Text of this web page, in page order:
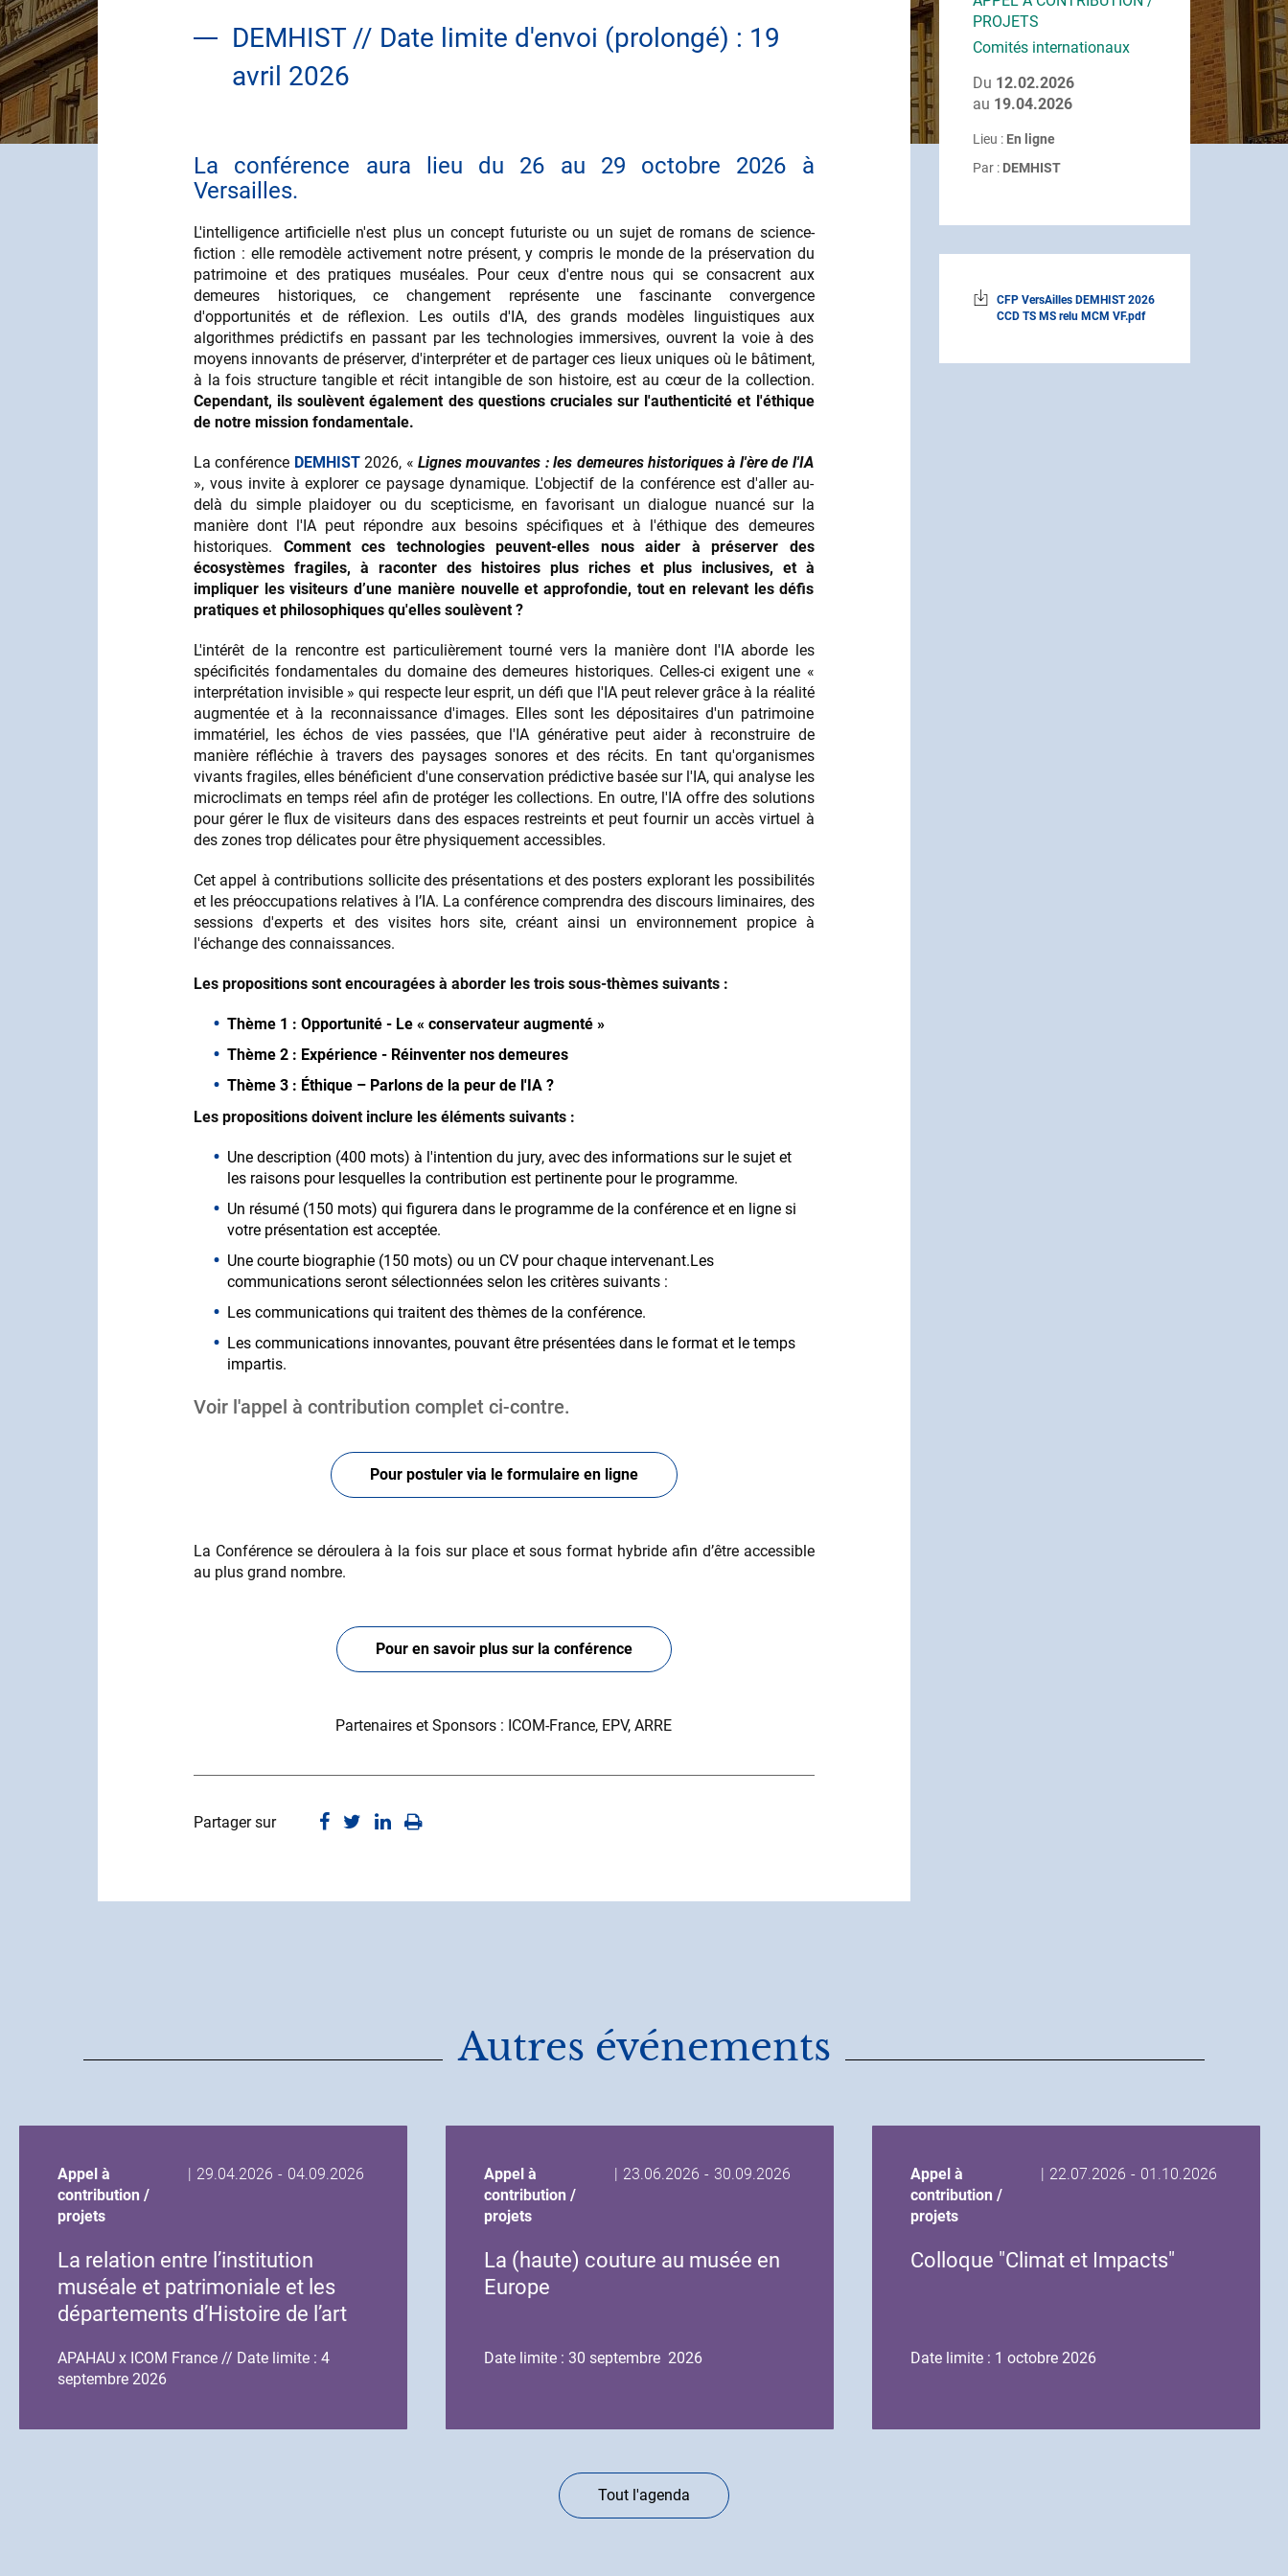
DEMHIST // Date limite d'envoi (prolongé) : 19
avril 2026
Contenu
La conférence aura lieu du 26 au 29 octobre 2026 à
Versailles.
L'intelligence artificielle n'est plus un concept futuriste ou un sujet de romans de science-
fiction : elle remodèle activement notre présent, y compris le monde de la préservation du
patrimoine et des pratiques muséales. Pour ceux d'entre nous qui se consacrent aux
demeures historiques, ce changement représente une fascinante convergence
d'opportunités et de réflexion. Les outils d'IA, des grands modèles linguistiques aux
algorithmes prédictifs en passant par les technologies immersives, ouvrent la voie à des
moyens innovants de préserver, d'interpréter et de partager ces lieux uniques où le bâtiment,
à la fois structure tangible et récit intangible de son histoire, est au cœur de la collection.
Cependant, ils soulèvent également des questions cruciales sur l'authenticité et l'éthique
de notre mission fondamentale.
La conférence DEMHIST2026, « Lignes mouvantes : les demeures historiques à l'ère de l'IA
», vous invite à explorer ce paysage dynamique. L'objectif de la conférence est d'aller au-
delà du simple plaidoyer ou du scepticisme, en favorisant un dialogue nuancé sur la
manière dont l'IA peut répondre aux besoins spécifiques et à l'éthique des demeures
historiques. Comment ces technologies peuvent-elles nous aider à préserver des
écosystèmes fragiles, à raconter des histoires plus riches et plus inclusives, et à
impliquer les visiteurs d’une manière nouvelle et approfondie, tout en relevant les défis
pratiques et philosophiques qu'elles soulèvent ?
L'intérêt de la rencontre est particulièrement tourné vers la manière dont l'IA aborde les
spécificités fondamentales du domaine des demeures historiques. Celles-ci exigent une «
interprétation invisible » qui respecte leur esprit, un défi que l'IA peut relever grâce à la réalité
augmentée et à la reconnaissance d'images. Elles sont les dépositaires d'un patrimoine
immatériel, les échos de vies passées, que l'IA générative peut aider à reconstruire de
manière réfléchie à travers des paysages sonores et des récits. En tant qu'organismes
vivants fragiles, elles bénéficient d'une conservation prédictive basée sur l'IA, qui analyse les
microclimats en temps réel afin de protéger les collections. En outre, l'IA offre des solutions
pour gérer le flux de visiteurs dans des espaces restreints et peut fournir un accès virtuel à
des zones trop délicates pour être physiquement accessibles.
Cet appel à contributions sollicite des présentations et des posters explorant les possibilités
et les préoccupations relatives à l’IA. La conférence comprendra des discours liminaires, des
sessions d'experts et des visites hors site, créant ainsi un environnement propice à
l'échange des connaissances.
Les propositions sont encouragées à aborder les trois sous-thèmes suivants :
Thème 1 : Opportunité - Le « conservateur augmenté »
Thème 2 : Expérience - Réinventer nos demeures
Thème 3 : Éthique – Parlons de la peur de l'IA ?
Les propositions doivent inclure les éléments suivants :
Une description (400 mots) à l'intention du jury, avec des informations sur le sujet et
les raisons pour lesquelles la contribution est pertinente pour le programme.
Un résumé (150 mots) qui figurera dans le programme de la conférence et en ligne si
votre présentation est acceptée.
Une courte biographie (150 mots) ou un CV pour chaque intervenant.Les
communications seront sélectionnées selon les critères suivants :
Les communications qui traitent des thèmes de la conférence.
Les communications innovantes, pouvant être présentées dans le format et le temps
impartis.
Voir l'appel à contribution complet ci-contre.
Pour postuler via le formulaire en ligne
La Conférence se déroulera à la fois sur place et sous format hybride afin d’être accessible
au plus grand nombre.
Pour en savoir plus sur la conférence
Partenaires et Sponsors : ICOM-France, EPV, ARRE
Partager sur
PROJETS
Comités internationaux
Du 12.02.2026
au 19.04.2026
Lieu : En ligne
Par : DEMHIST
CFP VersAilles DEMHIST 2026
CCD TS MS relu MCM VF.pdf
Autres événements
Appel à
contribution /
projets
| Date
l'événement
29.04.2026 - Date
l'événement
04.09.2026
La relation entre l’institution
muséale et patrimoniale et les
départements d’Histoire de l’art
APAHAU x ICOM France // Date limite : 4
septembre 2026
Appel à
contribution /
projets
| Date
l'événement
23.06.2026 - Date
l'événement
30.09.2026
La (haute) couture au musée en
Europe
Date limite : 30 septembre 2026
Appel à
contribution /
projets
| Date
l'événement
22.07.2026 - Date
l'événement
01.10.2026
Colloque "Climat et Impacts"
Date limite : 1 octobre 2026
Tout l'agenda